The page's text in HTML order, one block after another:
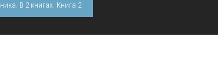
В 2 книгах. Книга 2